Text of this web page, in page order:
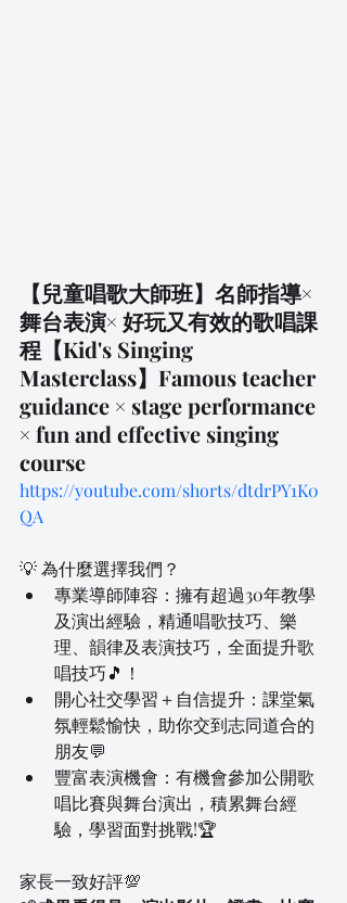
【兒童唱歌大師班】名師指導×
舞台表演× 好玩又有效的歌唱課
程【Kid's Singing
Masterclass】Famous teacher
guidance × stage performance
× fun and effective singing
course
https://youtube.com/shorts/dtdrPY1K0
QA
💡 為什麼選擇我們？
專業導師陣容：擁有超過30年教學
及演出經驗，精通唱歌技巧、樂
理、韻律及表演技巧，全面提升歌
唱技巧🎵！
開心社交學習＋自信提升：課堂氣
氛輕鬆愉快，助你交到志同道合的
朋友💬
豐富表演機會：有機會參加公開歌
唱比賽與舞台演出，積累舞台經
驗，學習面對挑戰!🏆
家長一致好評💯